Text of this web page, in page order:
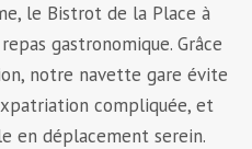
le Bistrot de la Place à
gastronomique. Grâce
notre navette gare évite
compliquée, et
en déplacement serein.